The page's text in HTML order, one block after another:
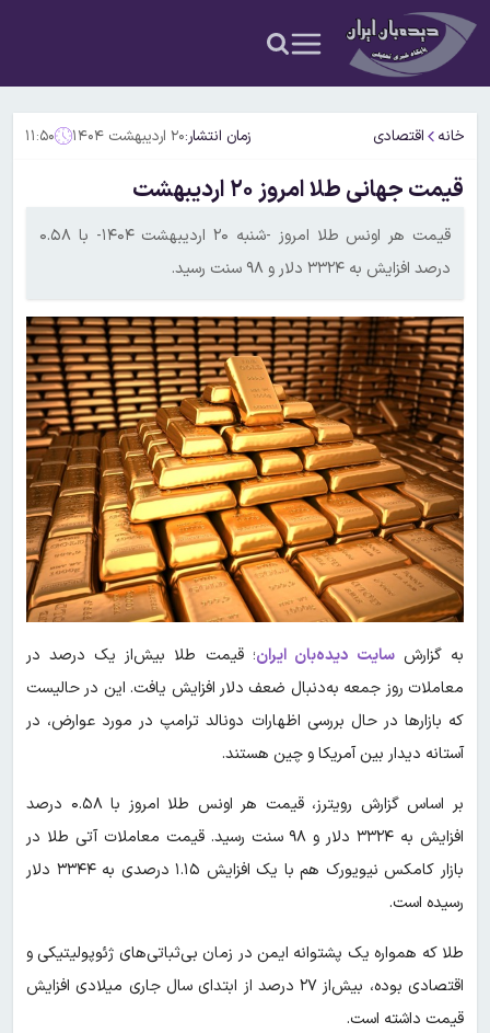
خانه اقتصادی زمان انتشار:۲۰ اردیبهشت ۱۴۰۴ ۱۱:۵۰
قیمت جهانی طلا امروز ۲۰ اردیبهشت
قیمت هر اونس طلا امروز -شنبه ۲۰ اردیبهشت ۱۴۰۴- با ۰.۵۸
درصد افزایش به ۳۳۲۴ دلار و ۹۸ سنت رسید.
به گزارشسایت دیده‌بان ایران؛ قیمت طلا بیش‌از یک درصد در
معاملات روز جمعه به‌دنبال ضعف دلار افزایش یافت. این در حالیست
که بازارها در حال بررسی اظهارات دونالد ترامپ در مورد عوارض، در
آستانه دیدار بین آمریکا و چین هستند.
بر اساس گزارش رویترز، قیمت هر اونس طلا امروز با ۰.۵۸ درصد
افزایش به ۳۳۲۴ دلار و ۹۸ سنت رسید. قیمت معاملات آتی طلا در
بازار کامکس نیویورک هم با یک افزایش ۱.۱۵ درصدی به ۳۳۴۴ دلار
رسیده است.
طلا که همواره یک پشتوانه ایمن در زمان بی‌ثباتی‌های ژئوپولیتیکی و
اقتصادی بوده، بیش‌از ۲۷ درصد از ابتدای سال جاری میلادی افزایش
قیمت داشته است.